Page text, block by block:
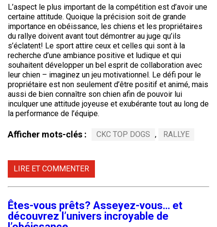
L’aspect le plus important de la compétition est d’avoir une
certaine attitude. Quoique la précision soit de grande
importance en obéissance, les chiens et les propriétaires
du rallye doivent avant tout démontrer au juge qu’ils
s’éclatent! Le sport attire ceux et celles qui sont à la
recherche d’une ambiance positive et ludique et qui
souhaitent développer un bel esprit de collaboration avec
leur chien – imaginez un jeu motivationnel. Le défi pour le
propriétaire est non seulement d’être positif et animé, mais
aussi de bien connaître son chien afin de pouvoir lui
inculquer une attitude joyeuse et exubérante tout au long de
la performance de l’équipe.
Afficher mots-clés : CKC TOP DOGS , RALLYE
LIRE ET COMMENTER
Êtes-vous prêts? Asseyez-vous… et
découvrez l’univers incroyable de